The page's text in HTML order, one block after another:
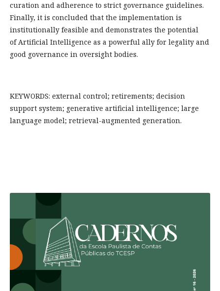
curation and adherence to strict governance guidelines.
Finally, it is concluded that the implementation is
institutionally feasible and demonstrates the potential
of Artificial Intelligence as a powerful ally for legality and
good governance in oversight bodies.
KEYWORDS: external control; retirements; decision
support system; generative artificial intelligence; large
language model; retrieval-augmented generation.